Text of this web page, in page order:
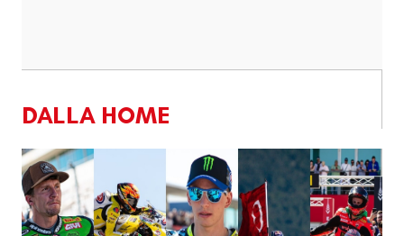
DALLA HOME